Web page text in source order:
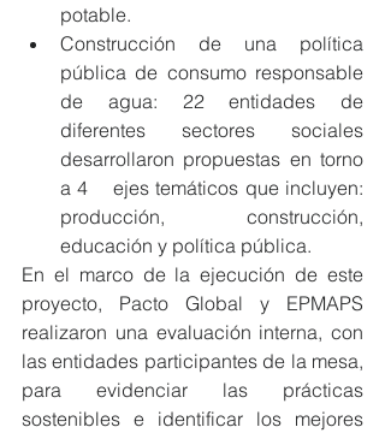
potable.
Construcción de una política
pública de consumo responsable
de agua: 22 entidades de
diferentes sectores sociales
desarrollaron propuestas en torno
a 4 	ejes temáticos que incluyen:
producción, construcción,
educación y política pública.
En el marco de la ejecución de este
proyecto, Pacto Global y EPMAPS
realizaron una evaluación interna, con
las entidades participantes de la mesa,
para evidenciar las prácticas
sostenibles e identificar los mejores